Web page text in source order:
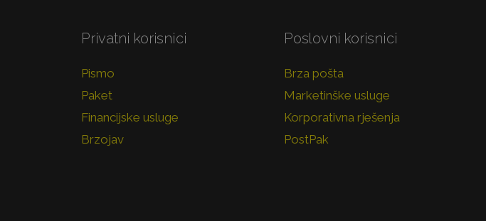
Privatni korisnici
Pismo
Paket
Financijske usluge
Brzojav
Poslovni korisnici
Brza pošta
Marketinške usluge
Korporativna rješenja
PostPak